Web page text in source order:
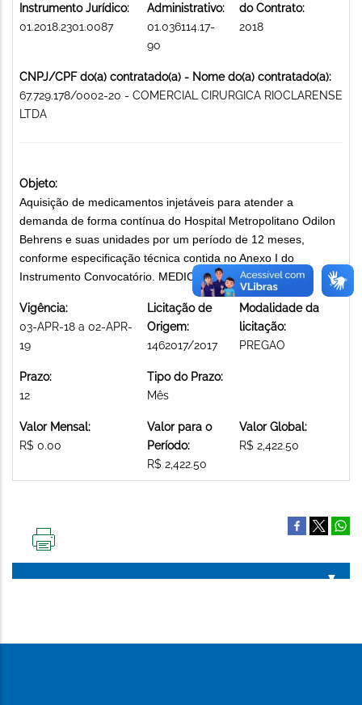
Instrumento Jurídico:
01.2018.2301.0087
Administrativo:
01.036114.17-
90
do Contrato:
2018
CNPJ/CPF do(a) contratado(a) - Nome do(a) contratado(a):
67.729.178/0002-20 - COMERCIAL CIRURGICA RIOCLARENSE
LTDA
Objeto:
Aquisição de medicamentos injetáveis para atender a
demanda de forma contínua do Hospital Metropolitano Odilon
Behrens e suas unidades por um período de 12 meses,
conforme especificação técnica contida no Anexo I do
Instrumento Convocatório. MEDICAMENTOS
Vigência:
03-APR-18 a 02-APR-
19
Licitação de
Origem:
1462017/2017
Modalidade da
licitação:
PREGAO
Prazo:
12
Tipo do Prazo:
Mês
Valor Mensal:
R$ 0.00
Valor para o
Período:
R$ 2,422.50
Valor Global:
R$ 2,422.50
PÁGINA